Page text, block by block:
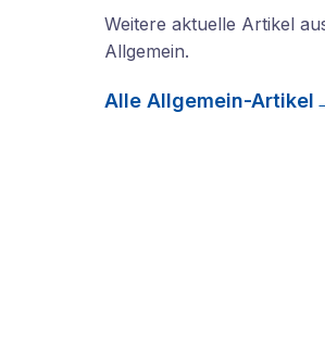
Weitere aktuelle Artikel
Allgemein.
Alle Allgemein-Artikel